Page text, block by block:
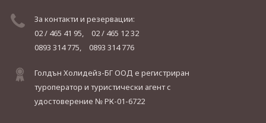
За контакти и резервации:
02 / 465 41 95,
02 / 465 12 32
0893 314 775,
0893 314 776
Голдън Холидейз-БГ ООД е регистриран
туроператор и туристически агент с
удостоверение № РК-01-6722